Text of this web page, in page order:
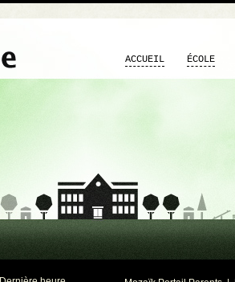
ACCUEIL ÉCOLE